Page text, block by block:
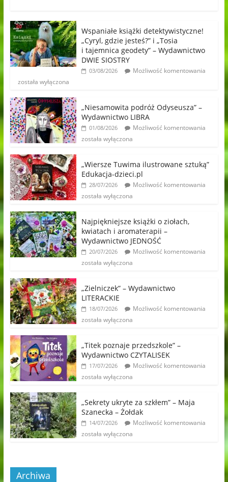
Wspaniałe książki detektywistyczne!
„Cyryl, gdzie jesteś?” i „Tosia
i tajemnica geodety” – Wydawnictwo
DWIE SIOSTRY
03/08/2026
Możliwość komentowania
została wyłączona
„Niesamowita podróż Odyseusza” –
Wydawnictwo LIBRA
01/08/2026
Możliwość komentowania
została wyłączona
„Wiersze Tuwima ilustrowane sztuką”
Edukacja-dzieci.pl
28/07/2026
Możliwość komentowania
została wyłączona
Najpiękniejsze książki o ziołach,
kwiatach i aromaterapii –
Wydawnictwo JEDNOŚĆ
20/07/2026
Możliwość komentowania
została wyłączona
„Zielniczek” – Wydawnictwo
LITERACKIE
18/07/2026
Możliwość komentowania
została wyłączona
„Titek poznaje przedszkole” –
Wydawnictwo CZYTALISEK
17/07/2026
Możliwość komentowania
została wyłączona
„Sekrety ukryte za szkłem” – Maja
Szanecka – Żołdak
14/07/2026
Możliwość komentowania
została wyłączona
Archiwa